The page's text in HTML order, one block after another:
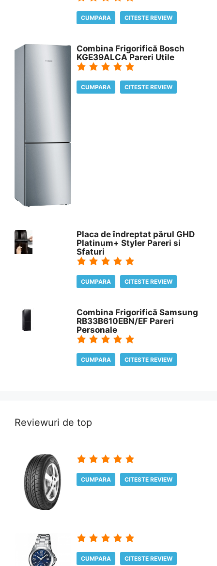
CUMPARA CITESTE REVIEW
Combina Frigorifică Bosch
KGE39ALCA Pareri Utile
CUMPARA CITESTE REVIEW
Placa de îndreptat părul GHD
Platinum+ Styler Pareri si
Sfaturi
CUMPARA CITESTE REVIEW
Combina Frigorifică Samsung
RB33B610EBN/EF Pareri
Personale
CUMPARA CITESTE REVIEW
Reviewuri de top
CUMPARA CITESTE REVIEW
CUMPARA CITESTE REVIEW